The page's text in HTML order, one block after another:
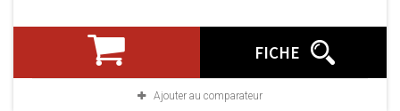
FICHE
Ajouter au comparateur